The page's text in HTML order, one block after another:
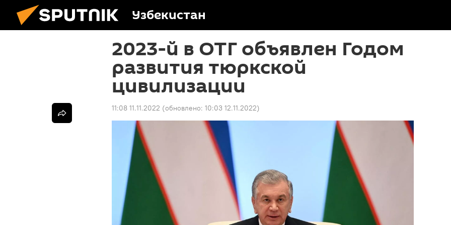
Узбекистан
2023-й в ОТГ объявлен Годом
развития тюркской
цивилизации
11:08 11.11.2022 (обновлено: 10:03 12.11.2022)